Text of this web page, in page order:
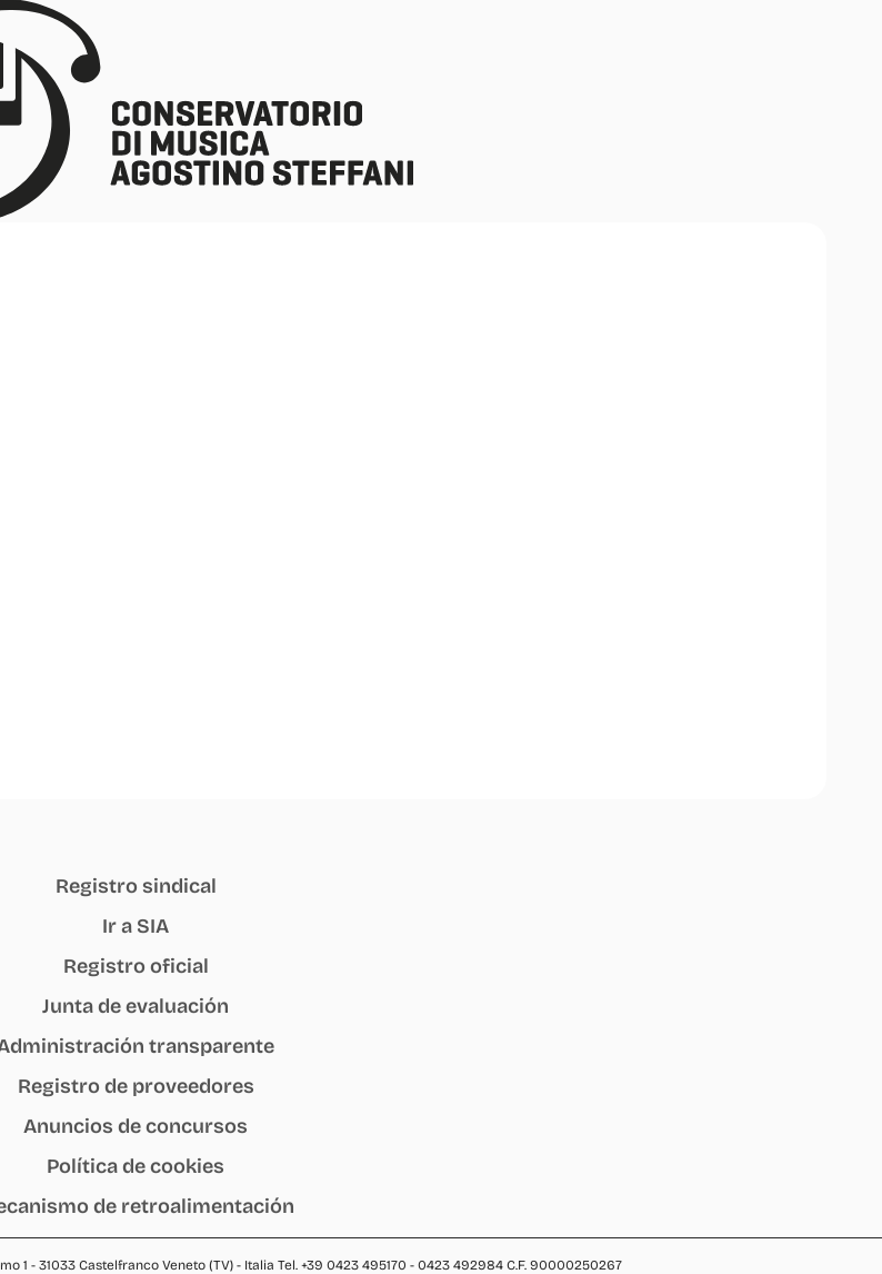
Registro sindical
Ir a SIA
Registro oficial
Junta de evaluación
transparente
Registro de proveedores
Anuncios de concursos
Política de cookies
de retroalimentación
1 - 31033 Castelfranco Veneto (TV) - Italia Tel. +39 0423 495170 - 0423 492984 C.F. 90000250267